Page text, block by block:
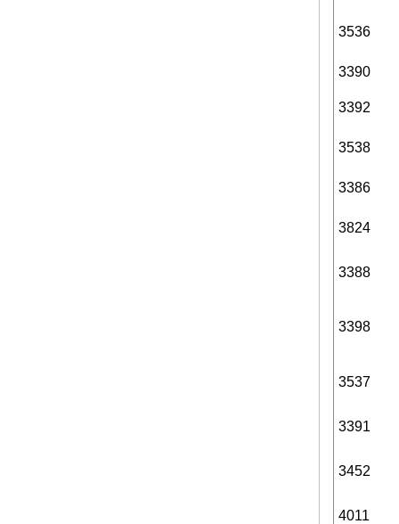
3536
3390
3392
3538
3386
3824
3388
3398
3537
3391
3452
4011